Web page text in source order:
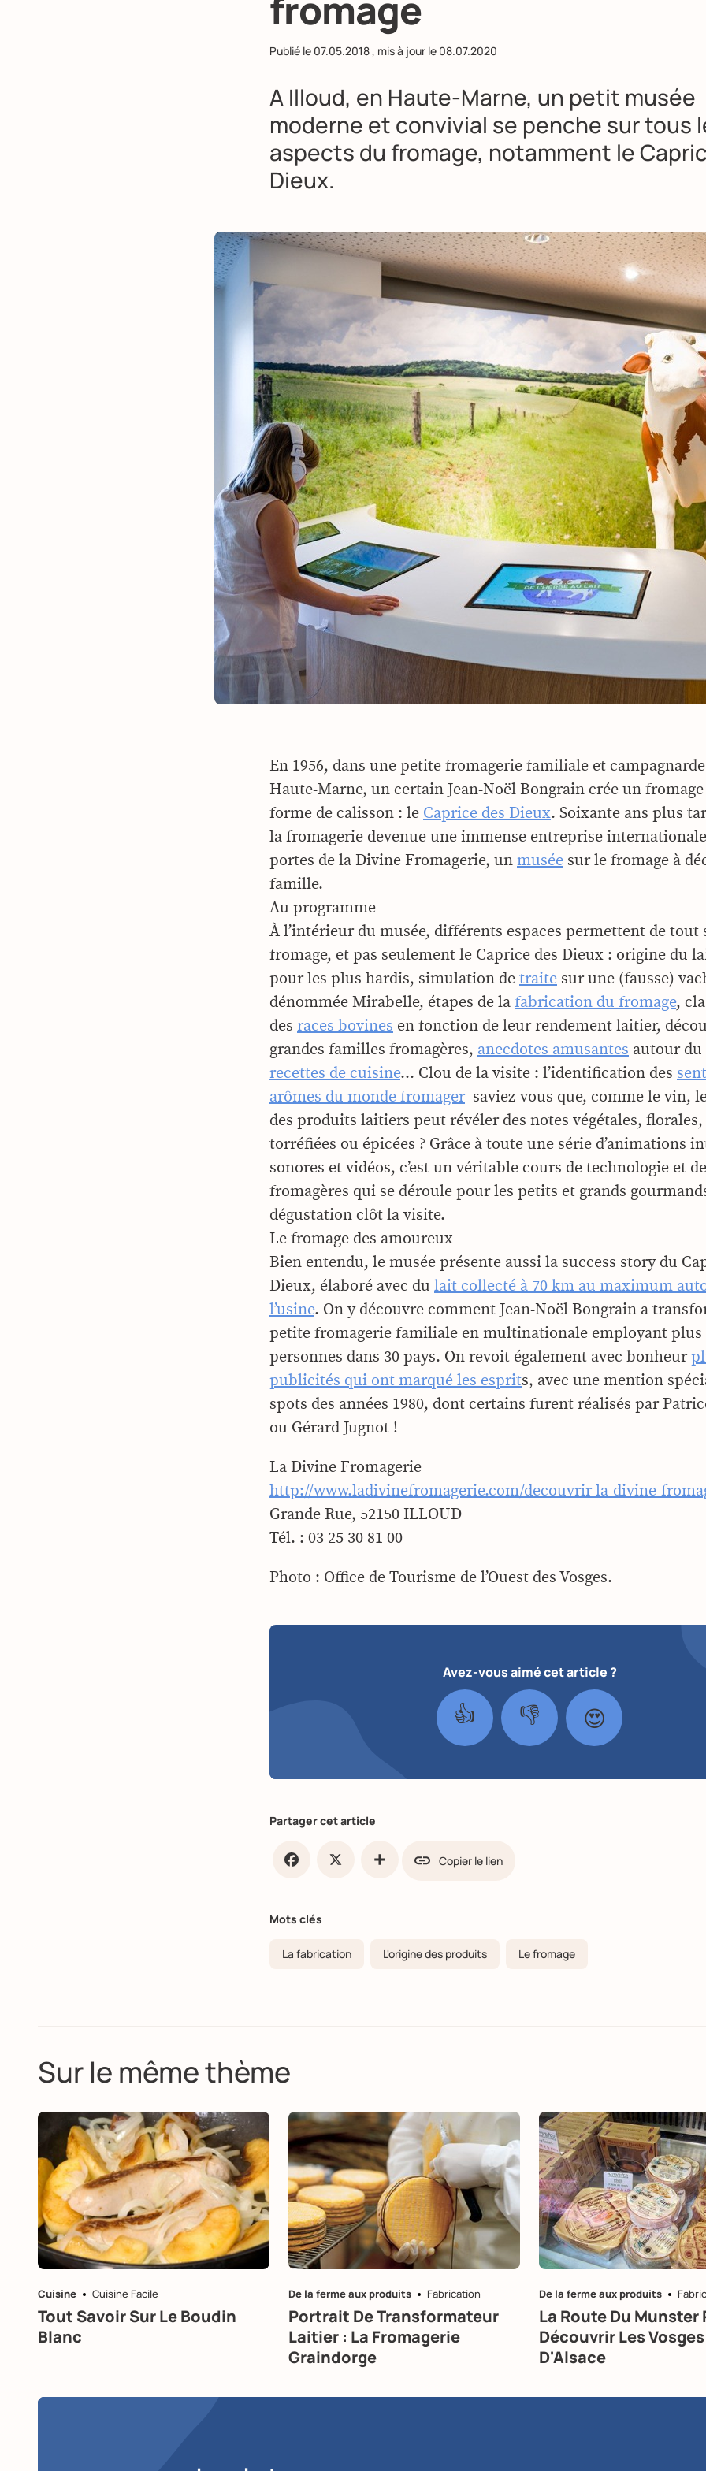
Publié le 07.05.2018, mis à jour le 08.07.2020
A Illoud, en Haute-Marne, un petit musée
moderne et convivial se penche sur tous
aspects du fromage, notamment le
Dieux.
En 1956, dans une petite fromagerie familiale et
Haute-Marne, un certain Jean-Noël Bongrain crée un
forme de calisson : le Caprice des Dieux. Soixante ans plus
la fromagerie devenue une immense entreprise
portes de la Divine Fromagerie, un musée sur le fromage à
famille.
Au programme
À l’intérieur du musée, différents espaces permettent de tout
fromage, et pas seulement le Caprice des Dieux : origine du
pour les plus hardis, simulation de traite sur une (fausse)
dénommée Mirabelle, étapes de la fabrication du fromage,
des races bovines en fonction de leur rendement laitier,
grandes familles fromagères, anecdotes amusantes autour du
recettes de cuisine… Clou de la visite : l’identification des
arômes du monde fromager  saviez-vous que, comme le vin,
des produits laitiers peut révéler des notes végétales,
torréfiées ou épicées ? Grâce à toute une série d’animations
sonores et vidéos, c’est un véritable cours de technologie et
fromagères qui se déroule pour les petits et grands
dégustation clôt la visite.
Le fromage des amoureux
Bien entendu, le musée présente aussi la success story du
Dieux, élaboré avec du lait collecté à 70 km au maximum
l’usine. On y découvre comment Jean-Noël Bongrain a
petite fromagerie familiale en multinationale employant plus
personnes dans 30 pays. On revoit également avec bonheur
publicités qui ont marqué les esprits, avec une mention
spots des années 1980, dont certains furent réalisés par
ou Gérard Jugnot !
La Divine Fromagerie
http://www.ladivinefromagerie.com/decouvrir-la-divine-
Grande Rue, 52150 ILLOUD
Tél. : 03 25 30 81 00
Photo : Office de Tourisme de l’Ouest des Vosges.
Avez-vous aimé cet article ?
👍 👎 😍
Partager cet article
Copier le lien
Mots clés
La fabrication L'origine des produits Le fromage
Sur le même thème
Cuisine Cuisine Facile
Tout Savoir Sur Le Boudin
Blanc
De la ferme aux produits Fabrication
Portrait De Transformateur
Laitier : La Fromagerie
Graindorge
De la ferme aux produits
La Route Du Munster
Découvrir Les Vosges
D'Alsace